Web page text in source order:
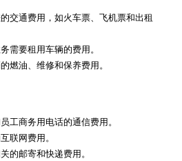
的交通费用，如火车票、飞机票和出租
需要租用车辆的费用。
燃油、维修和保养费用。
工商务用电话的通信费用。
联网费用。
的邮寄和快递费用。